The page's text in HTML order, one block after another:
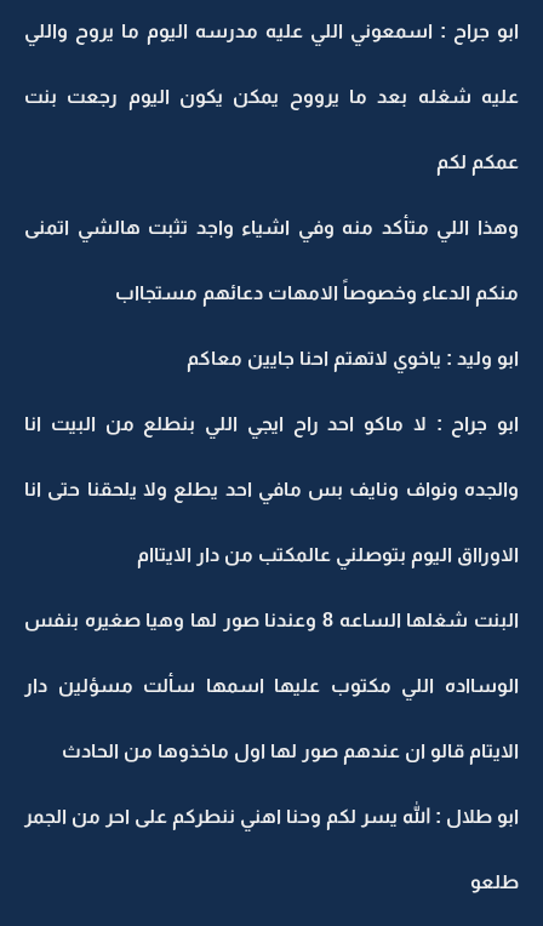
ابو جراح : اسمعوني اللي عليه مدرسه اليوم ما يروح واللي
عليه شغله بعد ما يرووح يمكن يكون اليوم رجعت بنت
عمكم لكم
وهذا اللي متأكد منه وفي اشياء واجد تثبت هالشي اتمنى
منكم الدعاء وخصوصاً الامهات دعائهم مستجااب
ابو وليد : ياخوي لاتهتم احنا جايين معاكم
ابو جراح : لا ماكو احد راح ايجي اللي بنطلع من البيت انا
والجده ونواف ونايف بس مافي احد يطلع ولا يلحقنا حتى انا
الاورااق اليوم بتوصلني عالمكتب من دار الايتاام
البنت شغلها الساعه 8 وعندنا صور لها وهيا صغيره بنفس
الوسااده اللي مكتوب عليها اسمها سألت مسؤلين دار
الايتام قالو ان عندهم صور لها اول ماخذوها من الحادث
ابو طلال : الله يسر لكم وحنا اهني ننطركم على احر من الجمر
طلعو